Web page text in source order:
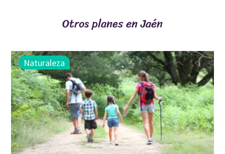
Otros planes en Jaén
Naturaleza